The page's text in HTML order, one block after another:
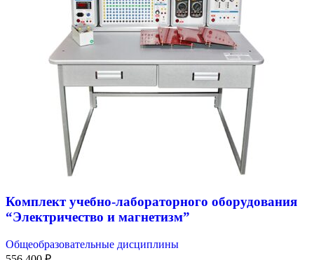
Комплект учебно-лабораторного оборудования
“Электричество и магнетизм”
Общеобразовательные дисциплины